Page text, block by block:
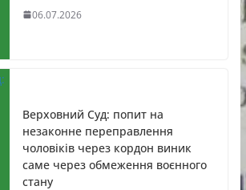
06.07.2026
Верховний Суд: попит на
незаконне переправлення
чоловіків через кордон виник
саме через обмеження воєнного
стану